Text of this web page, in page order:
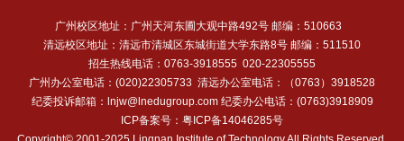
广州校区地址：广州天河东圃大观中路492号 邮编：510663
清远校区地址：清远市清城区东城街道大学东路8号 邮编：511510
招生热线电话：0763-3918555 020-22305555
广州办公室电话：(020)22305733 清远办公室电话：（0763）3918528
纪委投诉邮箱：lnjw@lnedugroup.com 纪委办公电话：(0763)3918909
ICP备案号： 粤ICP备14046285号